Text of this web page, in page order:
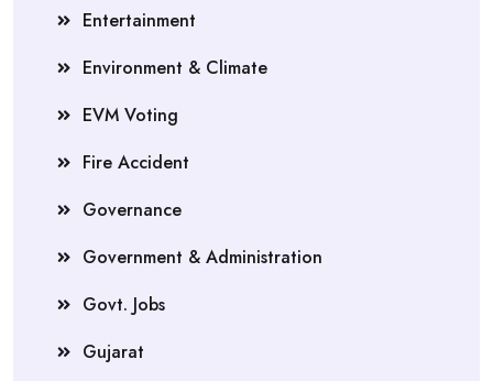
Entertainment
Environment & Climate
EVM Voting
Fire Accident
Governance
Government & Administration
Govt. Jobs
Gujarat